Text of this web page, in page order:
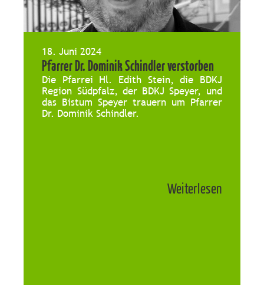
18. Juni 2024
Pfarrer Dr. Dominik Schindler verstorben
Die Pfarrei Hl. Edith Stein, die BDKJ
Region Südpfalz, der BDKJ Speyer, und
das Bistum Speyer trauern um Pfarrer
Dr. Dominik Schindler.
Weiterlesen